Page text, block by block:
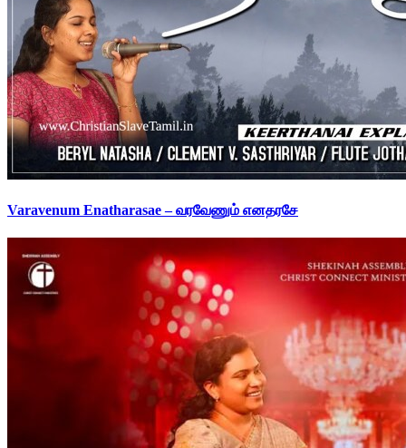
Varavenum Enatharasae – வரவேணும் எனதரசே